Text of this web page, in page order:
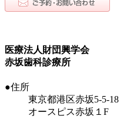
医療法人財団興学会
赤坂歯科診療所
●住所
東京都港区赤坂5-5-18
オースピス赤坂１F